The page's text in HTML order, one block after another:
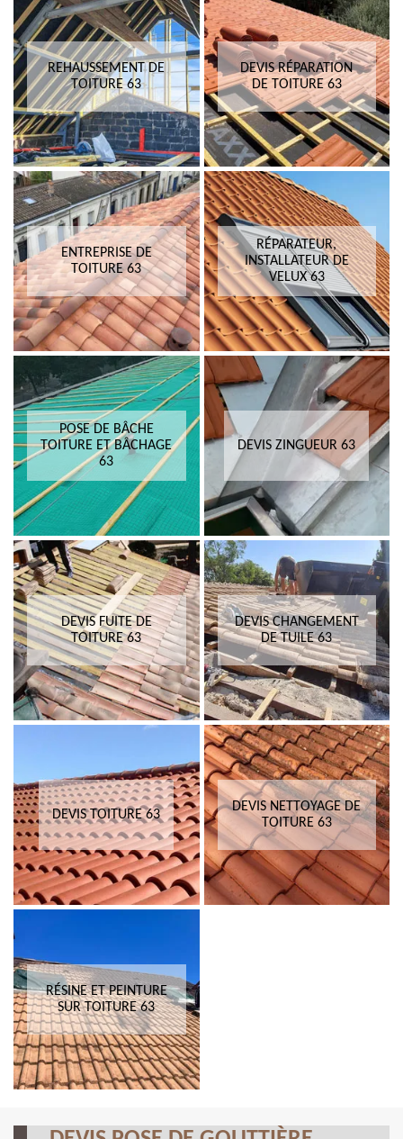
REHAUSSEMENT DE
TOITURE 63
DEVIS RÉPARATION
DE TOITURE 63
ENTREPRISE DE
TOITURE 63
RÉPARATEUR,
INSTALLATEUR DE
VELUX 63
POSE DE BÂCHE
TOITURE ET BÂCHAGE
63
DEVIS ZINGUEUR 63
DEVIS FUITE DE
TOITURE 63
DEVIS CHANGEMENT
DE TUILE 63
DEVIS TOITURE 63
DEVIS NETTOYAGE DE
TOITURE 63
RÉSINE ET PEINTURE
SUR TOITURE 63